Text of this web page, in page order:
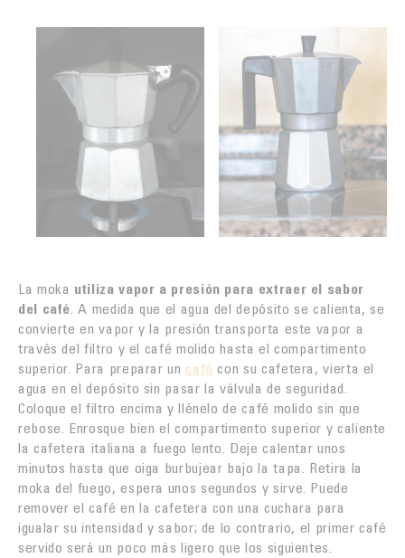
La moka utiliza vapor a presión para extraer el sabor
del café. A medida que el agua del depósito se calienta, se
convierte en vapor y la presión transporta este vapor a
través del filtro y el café molido hasta el compartimento
superior. Para preparar un café con su cafetera, vierta el
agua en el depósito sin pasar la válvula de seguridad.
Coloque el filtro encima y llénelo de café molido sin que
rebose. Enrosque bien el compartimento superior y caliente
la cafetera italiana a fuego lento. Deje calentar unos
minutos hasta que oiga burbujear bajo la tapa. Retira la
moka del fuego, espera unos segundos y sirve. Puede
remover el café en la cafetera con una cuchara para
igualar su intensidad y sabor; de lo contrario, el primer café
servido será un poco más ligero que los siguientes.